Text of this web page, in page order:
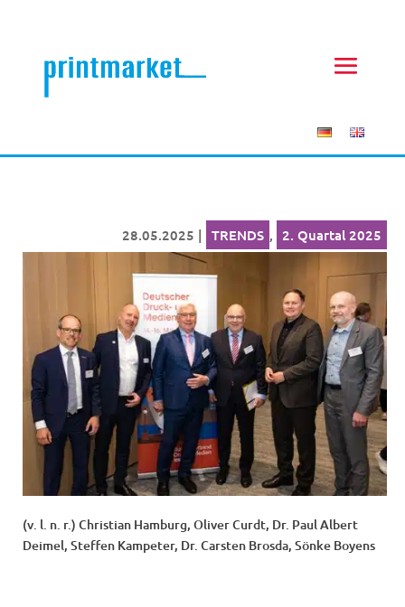
28.05.2025 | TRENDS , 2. Quartal 2025
(v. l. n. r.) Christian Hamburg, Oliver Curdt, Dr. Paul Albert
Deimel, Steffen Kampeter, Dr. Carsten Brosda, Sönke Boyens